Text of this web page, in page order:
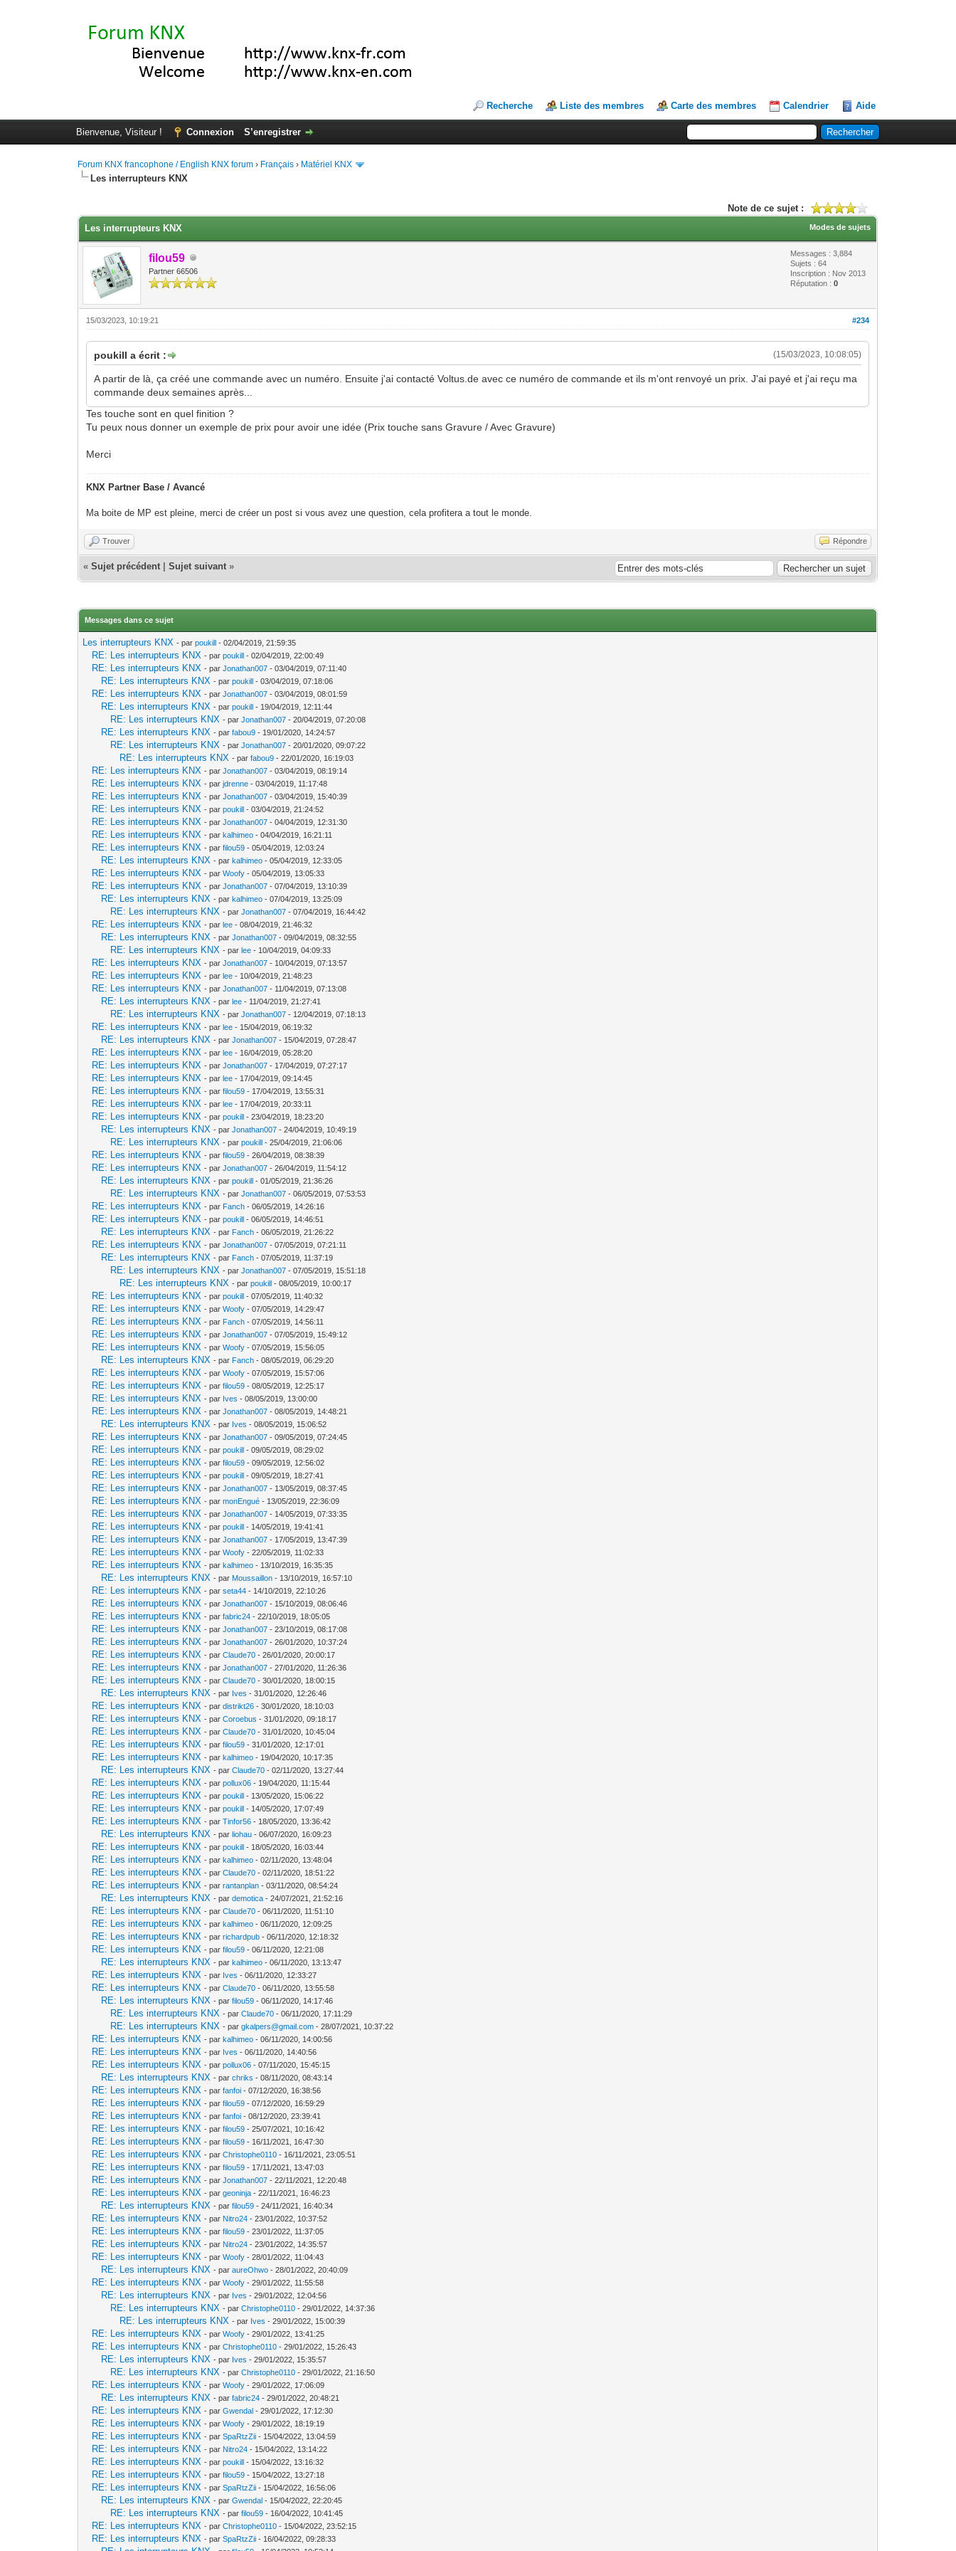
Recherche Liste des membres Carte des membres Calendrier Aide
Bienvenue, Visiteur ! Connexion S’enregistrer
Forum KNX francophone / English KNX forum › Français › Matériel KNX
Les interrupteurs KNX
Note de ce sujet :
Modes de sujets
Les interrupteurs KNX
filou59
Partner 66506
Messages : 3,884
Sujets : 64
Inscription : Nov 2013
Réputation :0
#234
15/03/2023, 10:19:21
(15/03/2023, 10:08:05)
poukill a écrit :
A partir de là, ça créé une commande avec un numéro. Ensuite j'ai contacté Voltus.de avec ce numéro de commande et ils m'ont renvoyé un prix. J'ai payé et j'ai reçu ma
commande deux semaines après...
Tes touche sont en quel finition ?
Tu peux nous donner un exemple de prix pour avoir une idée (Prix touche sans Gravure / Avec Gravure)
Merci
KNX Partner Base / Avancé
Ma boite de MP est pleine, merci de créer un post si vous avez une question, cela profitera a tout le monde.
Trouver Répondre
«Sujet précédent |Sujet suivant »
Messages dans ce sujet
Les interrupteurs KNX - parpoukill - 02/04/2019, 21:59:35
RE: Les interrupteurs KNX - parpoukill - 02/04/2019, 22:00:49
RE: Les interrupteurs KNX - parJonathan007 - 03/04/2019, 07:11:40
RE: Les interrupteurs KNX - parpoukill - 03/04/2019, 07:18:06
RE: Les interrupteurs KNX - parJonathan007 - 03/04/2019, 08:01:59
RE: Les interrupteurs KNX - parpoukill - 19/04/2019, 12:11:44
RE: Les interrupteurs KNX - parJonathan007 - 20/04/2019, 07:20:08
RE: Les interrupteurs KNX - parfabou9 - 19/01/2020, 14:24:57
RE: Les interrupteurs KNX - parJonathan007 - 20/01/2020, 09:07:22
RE: Les interrupteurs KNX - parfabou9 - 22/01/2020, 16:19:03
RE: Les interrupteurs KNX - parJonathan007 - 03/04/2019, 08:19:14
RE: Les interrupteurs KNX - parjdrenne - 03/04/2019, 11:17:48
RE: Les interrupteurs KNX - parJonathan007 - 03/04/2019, 15:40:39
RE: Les interrupteurs KNX - parpoukill - 03/04/2019, 21:24:52
RE: Les interrupteurs KNX - parJonathan007 - 04/04/2019, 12:31:30
RE: Les interrupteurs KNX - parkalhimeo - 04/04/2019, 16:21:11
RE: Les interrupteurs KNX - parfilou59 - 05/04/2019, 12:03:24
RE: Les interrupteurs KNX - parkalhimeo - 05/04/2019, 12:33:05
RE: Les interrupteurs KNX - parWoofy - 05/04/2019, 13:05:33
RE: Les interrupteurs KNX - parJonathan007 - 07/04/2019, 13:10:39
RE: Les interrupteurs KNX - parkalhimeo - 07/04/2019, 13:25:09
RE: Les interrupteurs KNX - parJonathan007 - 07/04/2019, 16:44:42
RE: Les interrupteurs KNX - parlee - 08/04/2019, 21:46:32
RE: Les interrupteurs KNX - parJonathan007 - 09/04/2019, 08:32:55
RE: Les interrupteurs KNX - parlee - 10/04/2019, 04:09:33
RE: Les interrupteurs KNX - parJonathan007 - 10/04/2019, 07:13:57
RE: Les interrupteurs KNX - parlee - 10/04/2019, 21:48:23
RE: Les interrupteurs KNX - parJonathan007 - 11/04/2019, 07:13:08
RE: Les interrupteurs KNX - parlee - 11/04/2019, 21:27:41
RE: Les interrupteurs KNX - parJonathan007 - 12/04/2019, 07:18:13
RE: Les interrupteurs KNX - parlee - 15/04/2019, 06:19:32
RE: Les interrupteurs KNX - parJonathan007 - 15/04/2019, 07:28:47
RE: Les interrupteurs KNX - parlee - 16/04/2019, 05:28:20
RE: Les interrupteurs KNX - parJonathan007 - 17/04/2019, 07:27:17
RE: Les interrupteurs KNX - parlee - 17/04/2019, 09:14:45
RE: Les interrupteurs KNX - parfilou59 - 17/04/2019, 13:55:31
RE: Les interrupteurs KNX - parlee - 17/04/2019, 20:33:11
RE: Les interrupteurs KNX - parpoukill - 23/04/2019, 18:23:20
RE: Les interrupteurs KNX - parJonathan007 - 24/04/2019, 10:49:19
RE: Les interrupteurs KNX - parpoukill - 25/04/2019, 21:06:06
RE: Les interrupteurs KNX - parfilou59 - 26/04/2019, 08:38:39
RE: Les interrupteurs KNX - parJonathan007 - 26/04/2019, 11:54:12
RE: Les interrupteurs KNX - parpoukill - 01/05/2019, 21:36:26
RE: Les interrupteurs KNX - parJonathan007 - 06/05/2019, 07:53:53
RE: Les interrupteurs KNX - par Fanch - 06/05/2019, 14:26:16
RE: Les interrupteurs KNX - parpoukill - 06/05/2019, 14:46:51
RE: Les interrupteurs KNX - par Fanch - 06/05/2019, 21:26:22
RE: Les interrupteurs KNX - parJonathan007 - 07/05/2019, 07:21:11
RE: Les interrupteurs KNX - par Fanch - 07/05/2019, 11:37:19
RE: Les interrupteurs KNX - parJonathan007 - 07/05/2019, 15:51:18
RE: Les interrupteurs KNX - parpoukill - 08/05/2019, 10:00:17
RE: Les interrupteurs KNX - parpoukill - 07/05/2019, 11:40:32
RE: Les interrupteurs KNX - parWoofy - 07/05/2019, 14:29:47
RE: Les interrupteurs KNX - par Fanch - 07/05/2019, 14:56:11
RE: Les interrupteurs KNX - parJonathan007 - 07/05/2019, 15:49:12
RE: Les interrupteurs KNX - parWoofy - 07/05/2019, 15:56:05
RE: Les interrupteurs KNX - par Fanch - 08/05/2019, 06:29:20
RE: Les interrupteurs KNX - parWoofy - 07/05/2019, 15:57:06
RE: Les interrupteurs KNX - parfilou59 - 08/05/2019, 12:25:17
RE: Les interrupteurs KNX - par Ives - 08/05/2019, 13:00:00
RE: Les interrupteurs KNX - parJonathan007 - 08/05/2019, 14:48:21
RE: Les interrupteurs KNX - par Ives - 08/05/2019, 15:06:52
RE: Les interrupteurs KNX - parJonathan007 - 09/05/2019, 07:24:45
RE: Les interrupteurs KNX - parpoukill - 09/05/2019, 08:29:02
RE: Les interrupteurs KNX - parfilou59 - 09/05/2019, 12:56:02
RE: Les interrupteurs KNX - parpoukill - 09/05/2019, 18:27:41
RE: Les interrupteurs KNX - parJonathan007 - 13/05/2019, 08:37:45
RE: Les interrupteurs KNX - parmonEngué - 13/05/2019, 22:36:09
RE: Les interrupteurs KNX - parJonathan007 - 14/05/2019, 07:33:35
RE: Les interrupteurs KNX - parpoukill - 14/05/2019, 19:41:41
RE: Les interrupteurs KNX - parJonathan007 - 17/05/2019, 13:47:39
RE: Les interrupteurs KNX - parWoofy - 22/05/2019, 11:02:33
RE: Les interrupteurs KNX - parkalhimeo - 13/10/2019, 16:35:35
RE: Les interrupteurs KNX - par Moussaillon - 13/10/2019, 16:57:10
RE: Les interrupteurs KNX - parseta44 - 14/10/2019, 22:10:26
RE: Les interrupteurs KNX - parJonathan007 - 15/10/2019, 08:06:46
RE: Les interrupteurs KNX - parfabric24 - 22/10/2019, 18:05:05
RE: Les interrupteurs KNX - parJonathan007 - 23/10/2019, 08:17:08
RE: Les interrupteurs KNX - parJonathan007 - 26/01/2020, 10:37:24
RE: Les interrupteurs KNX - parClaude70 - 26/01/2020, 20:00:17
RE: Les interrupteurs KNX - parJonathan007 - 27/01/2020, 11:26:36
RE: Les interrupteurs KNX - parClaude70 - 30/01/2020, 18:00:15
RE: Les interrupteurs KNX - par Ives - 31/01/2020, 12:26:46
RE: Les interrupteurs KNX - pardistrikt26 - 30/01/2020, 18:10:03
RE: Les interrupteurs KNX - parCoroebus - 31/01/2020, 09:18:17
RE: Les interrupteurs KNX - parClaude70 - 31/01/2020, 10:45:04
RE: Les interrupteurs KNX - parfilou59 - 31/01/2020, 12:17:01
RE: Les interrupteurs KNX - parkalhimeo - 19/04/2020, 10:17:35
RE: Les interrupteurs KNX - parClaude70 - 02/11/2020, 13:27:44
RE: Les interrupteurs KNX - parpollux06 - 19/04/2020, 11:15:44
RE: Les interrupteurs KNX - parpoukill - 13/05/2020, 15:06:22
RE: Les interrupteurs KNX - parpoukill - 14/05/2020, 17:07:49
RE: Les interrupteurs KNX - parTinfor56 - 18/05/2020, 13:36:42
RE: Les interrupteurs KNX - parliohau - 06/07/2020, 16:09:23
RE: Les interrupteurs KNX - parpoukill - 18/05/2020, 16:03:44
RE: Les interrupteurs KNX - parkalhimeo - 02/11/2020, 13:48:04
RE: Les interrupteurs KNX - parClaude70 - 02/11/2020, 18:51:22
RE: Les interrupteurs KNX - parrantanplan - 03/11/2020, 08:54:24
RE: Les interrupteurs KNX - pardemotica - 24/07/2021, 21:52:16
RE: Les interrupteurs KNX - parClaude70 - 06/11/2020, 11:51:10
RE: Les interrupteurs KNX - parkalhimeo - 06/11/2020, 12:09:25
RE: Les interrupteurs KNX - parrichardpub - 06/11/2020, 12:18:32
RE: Les interrupteurs KNX - parfilou59 - 06/11/2020, 12:21:08
RE: Les interrupteurs KNX - parkalhimeo - 06/11/2020, 13:13:47
RE: Les interrupteurs KNX - par Ives - 06/11/2020, 12:33:27
RE: Les interrupteurs KNX - parClaude70 - 06/11/2020, 13:55:58
RE: Les interrupteurs KNX - parfilou59 - 06/11/2020, 14:17:46
RE: Les interrupteurs KNX - parClaude70 - 06/11/2020, 17:11:29
RE: Les interrupteurs KNX - pargkalpers@gmail.com - 28/07/2021, 10:37:22
RE: Les interrupteurs KNX - parkalhimeo - 06/11/2020, 14:00:56
RE: Les interrupteurs KNX - par Ives - 06/11/2020, 14:40:56
RE: Les interrupteurs KNX - parpollux06 - 07/11/2020, 15:45:15
RE: Les interrupteurs KNX - parchriks - 08/11/2020, 08:43:14
RE: Les interrupteurs KNX - parfanfoi - 07/12/2020, 16:38:56
RE: Les interrupteurs KNX - parfilou59 - 07/12/2020, 16:59:29
RE: Les interrupteurs KNX - parfanfoi - 08/12/2020, 23:39:41
RE: Les interrupteurs KNX - parfilou59 - 25/07/2021, 10:16:42
RE: Les interrupteurs KNX - parfilou59 - 16/11/2021, 16:47:30
RE: Les interrupteurs KNX - parChristophe0110 - 16/11/2021, 23:05:51
RE: Les interrupteurs KNX - parfilou59 - 17/11/2021, 13:47:03
RE: Les interrupteurs KNX - parJonathan007 - 22/11/2021, 12:20:48
RE: Les interrupteurs KNX - pargeoninja - 22/11/2021, 16:46:23
RE: Les interrupteurs KNX - parfilou59 - 24/11/2021, 16:40:34
RE: Les interrupteurs KNX - par Nitro24 - 23/01/2022, 10:37:52
RE: Les interrupteurs KNX - parfilou59 - 23/01/2022, 11:37:05
RE: Les interrupteurs KNX - par Nitro24 - 23/01/2022, 14:35:57
RE: Les interrupteurs KNX - parWoofy - 28/01/2022, 11:04:43
RE: Les interrupteurs KNX - paraureOhwo - 28/01/2022, 20:40:09
RE: Les interrupteurs KNX - parWoofy - 29/01/2022, 11:55:58
RE: Les interrupteurs KNX - par Ives - 29/01/2022, 12:04:56
RE: Les interrupteurs KNX - parChristophe0110 - 29/01/2022, 14:37:36
RE: Les interrupteurs KNX - par Ives - 29/01/2022, 15:00:39
RE: Les interrupteurs KNX - parWoofy - 29/01/2022, 13:41:25
RE: Les interrupteurs KNX - parChristophe0110 - 29/01/2022, 15:26:43
RE: Les interrupteurs KNX - par Ives - 29/01/2022, 15:35:57
RE: Les interrupteurs KNX - parChristophe0110 - 29/01/2022, 21:16:50
RE: Les interrupteurs KNX - parWoofy - 29/01/2022, 17:06:09
RE: Les interrupteurs KNX - parfabric24 - 29/01/2022, 20:48:21
RE: Les interrupteurs KNX - parGwendal - 29/01/2022, 17:12:30
RE: Les interrupteurs KNX - parWoofy - 29/01/2022, 18:19:19
RE: Les interrupteurs KNX - parSpaRtzZii - 15/04/2022, 13:04:59
RE: Les interrupteurs KNX - par Nitro24 - 15/04/2022, 13:14:22
RE: Les interrupteurs KNX - parpoukill - 15/04/2022, 13:16:32
RE: Les interrupteurs KNX - parfilou59 - 15/04/2022, 13:27:18
RE: Les interrupteurs KNX - parSpaRtzZii - 15/04/2022, 16:56:06
RE: Les interrupteurs KNX - parGwendal - 15/04/2022, 22:20:45
RE: Les interrupteurs KNX - parfilou59 - 16/04/2022, 10:41:45
RE: Les interrupteurs KNX - parChristophe0110 - 15/04/2022, 23:52:15
RE: Les interrupteurs KNX - parSpaRtzZii - 16/04/2022, 09:28:33